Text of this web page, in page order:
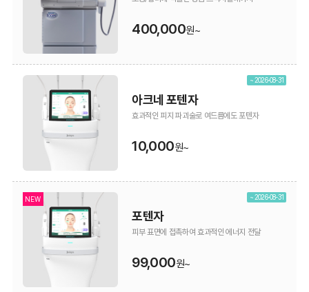
400,000원~
아크네 포텐자
효과적인 피지 파괴술로 여드름에도 포텐자
~ 2026-08-31
10,000원~
NEW
포텐자
피부 표면에 접촉하여 효과적인 에너지 전달
~ 2026-08-31
99,000원~